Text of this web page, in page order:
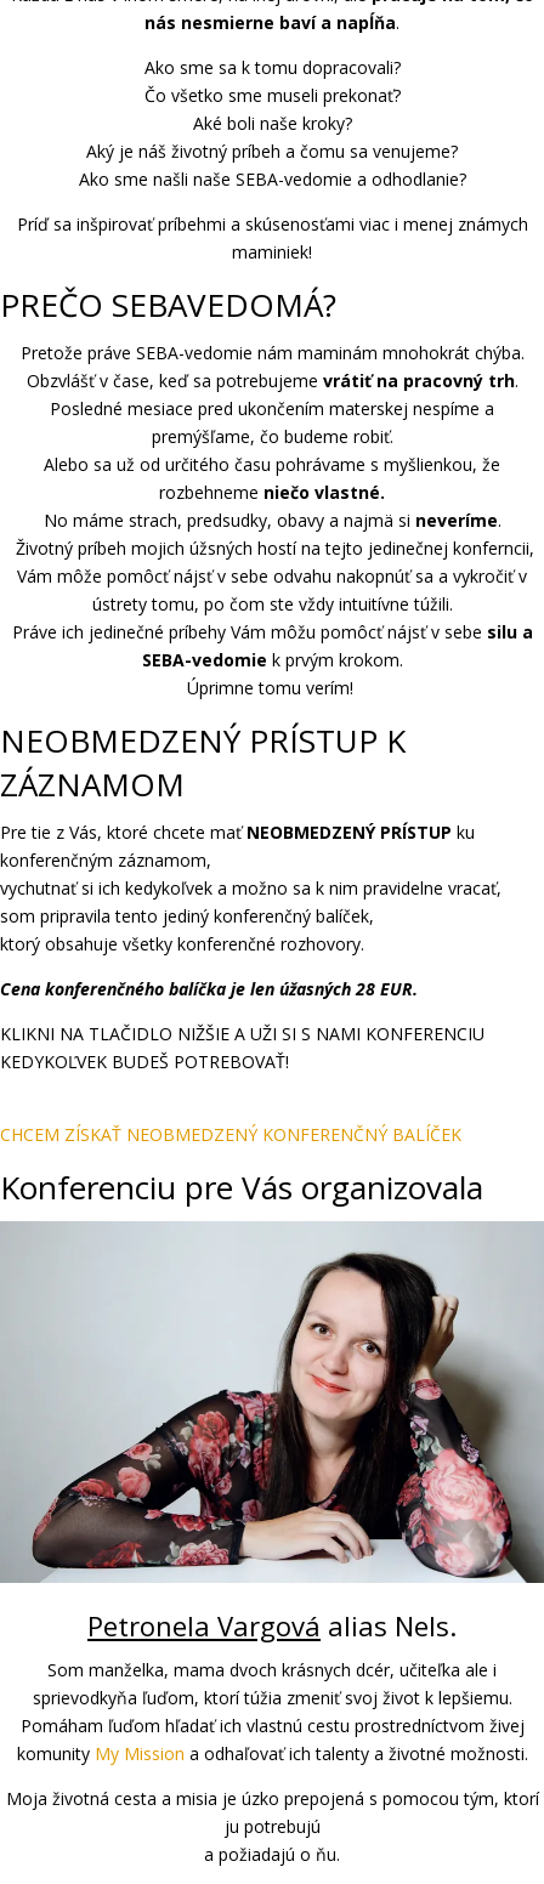
nás nesmierne baví a napĺňa.
Ako sme sa k tomu dopracovali?
Čo všetko sme museli prekonať?
Aké boli naše kroky?
Aký je náš životný príbeh a čomu sa venujeme?
Ako sme našli naše SEBA-vedomie a odhodlanie?
Príď sa inšpirovať príbehmi a skúsenosťami viac i menej známych
maminiek!
PREČO SEBAVEDOMÁ?
Pretože práve SEBA-vedomie nám maminám mnohokrát chýba.
Obzvlášť v čase, keď sa potrebujeme vrátiť na pracovný trh.
Posledné mesiace pred ukončením materskej nespíme a
premýšľame, čo budeme robiť.
Alebo sa už od určitého času pohrávame s myšlienkou, že
rozbehneme niečo vlastné.
No máme strach, predsudky, obavy a najmä si neveríme.
Životný príbeh mojich úžsných hostí na tejto jedinečnej konferncii,
Vám môže pomôcť nájsť v sebe odvahu nakopnúť sa a vykročiť v
ústrety tomu, po čom ste vždy intuitívne túžili.
Práve ich jedinečné príbehy Vám môžu pomôcť nájsť v sebe silu a
SEBA-vedomie k prvým krokom.
Úprimne tomu verím!
NEOBMEDZENÝ PRÍSTUP K
ZÁZNAMOM
Pre tie z Vás, ktoré chcete maťNEOBMEDZENÝ PRÍSTUP ku
konferenčným záznamom,
vychutnať si ich kedykoľvek a možno sa k nim pravidelne vracať,
som pripravila tento jediný konferenčný balíček,
ktorý obsahuje všetky konferenčné rozhovory.
Cena konferenčného balíčka je len úžasných 28 EUR.
KLIKNI NA TLAČIDLO NIŽŠIE A UŽI SI S NAMI KONFERENCIU
KEDYKOĽVEK BUDEŠ POTREBOVAŤ!
CHCEM ZÍSKAŤ NEOBMEDZENÝ KONFERENČNÝ BALÍČEK
Konferenciu pre Vás organizovala
Petronela Vargová alias Nels.
Som manželka, mama dvoch krásnych dcér, učiteľka ale i
sprievodkyňa ľuďom, ktorí túžia zmeniť svoj život k lepšiemu.
Pomáham ľuďom hľadať ich vlastnú cestu prostredníctvom živej
komunity My Mission a odhaľovať ich talenty a životné možnosti.
Moja životná cesta a misia je úzko prepojená s pomocou tým, ktorí
ju potrebujú
a požiadajú o ňu.